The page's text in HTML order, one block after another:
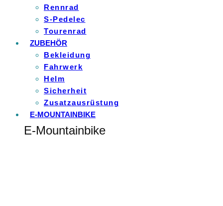
Rennrad
S-Pedelec
Tourenrad
ZUBEHÖR
Bekleidung
Fahrwerk
Helm
Sicherheit
Zusatzausrüstung
E-MOUNTAINBIKE
E-Mountainbike